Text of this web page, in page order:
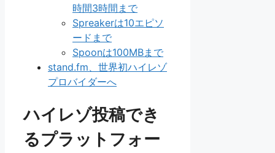
時間3時間まで
Spreakerは10エピソ
ードまで
Spoonは100MBまで
stand.fm、世界初ハイレゾ
プロバイダーへ
ハイレゾ投稿でき
るプラットフォー